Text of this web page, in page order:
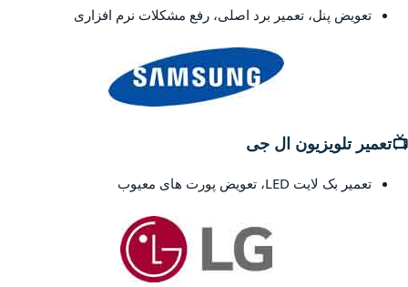
تعویض پنل، تعمیر برد اصلی، رفع مشکلات نرم افزاری
📺تعمیر تلویزیون ال جی
تعمیر بک لایت LED، تعویض پورت های معیوب